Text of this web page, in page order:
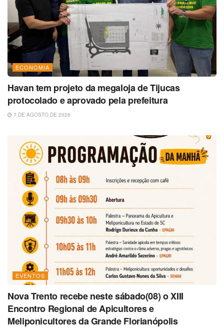
ECONOMIA
Havan tem projeto da megaloja de Tijucas
protocolado e aprovado pela prefeitura
7 DE AGOSTO DE 2026
EVENTOS
Nova Trento recebe neste sábado(08) o XIII
Encontro Regional de Apicultores e
Meliponicultores da Grande Florianópolis